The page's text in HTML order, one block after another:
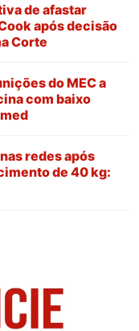
de afastar
após decisão
Corte
do MEC a
com baixo
redes após
de 40 kg: